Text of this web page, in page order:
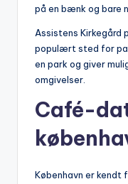
på en bænk og bare
Assistens Kirkegård
populært sted for
en park og giver
omgivelser.
Café-
København er